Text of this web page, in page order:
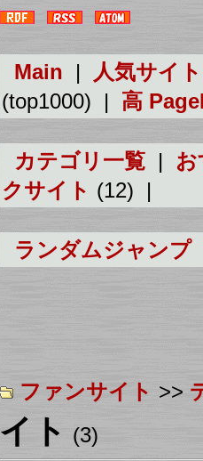
Main | 人気サイト
(top1000) | 高
カテゴリ一覧 |
クサイト (12) |
ランダムジャンプ
ファンサイト >>
イト (3)